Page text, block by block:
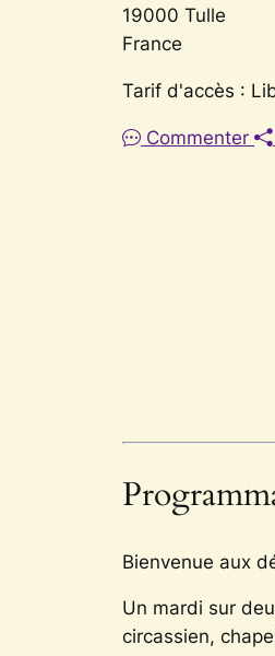
19000 Tulle
France
Tarif d'accès :
Commenter
Bienvenue aux
Un mardi sur
circassien,